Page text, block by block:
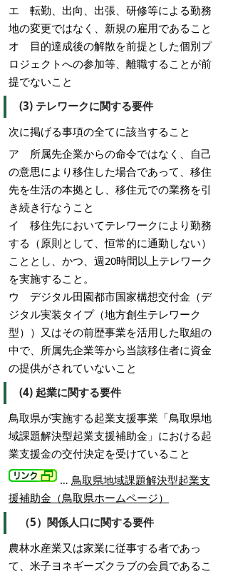
エ 転勤、出向、出張、研修等による勤務
地の変更ではなく、新規の雇用であること
オ 目的達成後の解散を前提とした個別プ
ロジェクトへの参加等、離職することが前
提でないこと
(3) テレワークに関する要件
次に掲げる事項の全てに該当すること
ア 所属先企業からの命令ではなく、自己
の意思により移住した場合であって、移住
先を生活の本拠とし、移住元での業務を引
き続き行なうこと
イ 移住先においてテレワークにより勤務
する（原則として、恒常的に通勤しない）
こととし、かつ、週20時間以上テレワーク
を実施すること。
ウ デジタル田園都市国家構想交付金（デ
ジタル実装タイプ（地方創生テレワーク
型））又はその前歴事業を活用した取組の
中で、所属先企業等から当該移住者に資金
の提供がされていないこと
(4) 起業に関する要件
鳥取県が実施する起業支援事業「鳥取県地
域課題解決型起業支援補助金」における起
業支援金の交付決定を受けていること
… 鳥取県地域課題解決型起業支
援補助金（鳥取県ホームページ）
（5）関係人口に関する要件
農林水産業又は家業に従事する者であっ
て、米子ヨネギーズクラブの会員であるこ